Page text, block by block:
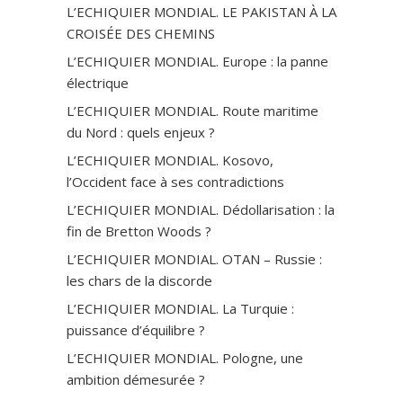
L’ECHIQUIER MONDIAL. LE PAKISTAN À LA
CROISÉE DES CHEMINS
L’ECHIQUIER MONDIAL. Europe : la panne
électrique
L’ECHIQUIER MONDIAL. Route maritime
du Nord : quels enjeux ?
L’ECHIQUIER MONDIAL. Kosovo,
l’Occident face à ses contradictions
L’ECHIQUIER MONDIAL. Dédollarisation : la
fin de Bretton Woods ?
L’ECHIQUIER MONDIAL. OTAN – Russie :
les chars de la discorde
L’ECHIQUIER MONDIAL. La Turquie :
puissance d’équilibre ?
L’ECHIQUIER MONDIAL. Pologne, une
ambition démesurée ?